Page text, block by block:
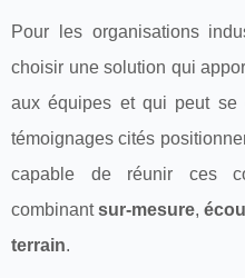
Pour les organisations
choisir une solution qui
aux équipes et qui peut se
témoignages cités
capable de réunir ces
combinantsur-mesure,
terrain.